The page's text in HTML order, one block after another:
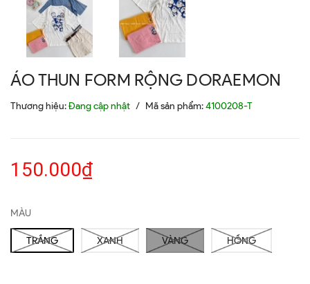
ÁO THUN FORM RỘNG DORAEMON
Thương hiệu:Đang cập nhật / Mã sản phẩm:4100208-T
150.000₫
MÀU
TRẮNG XANH VÀNG HỒNG